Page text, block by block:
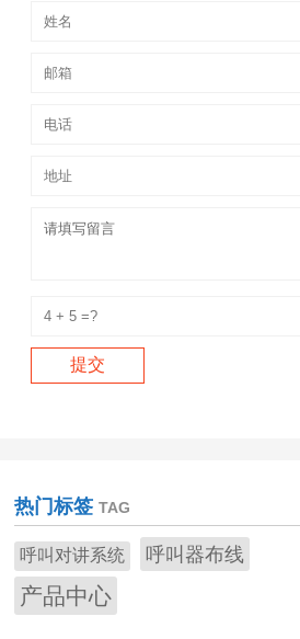
热门标签 TAG
呼叫对讲系统 呼叫器布线
产品中心